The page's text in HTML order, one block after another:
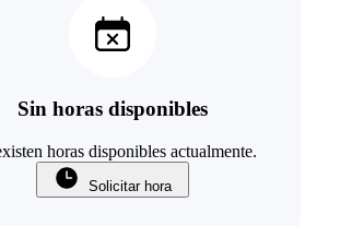
Sin horas disponibles
horas disponibles actualmente.
Solicitar hora